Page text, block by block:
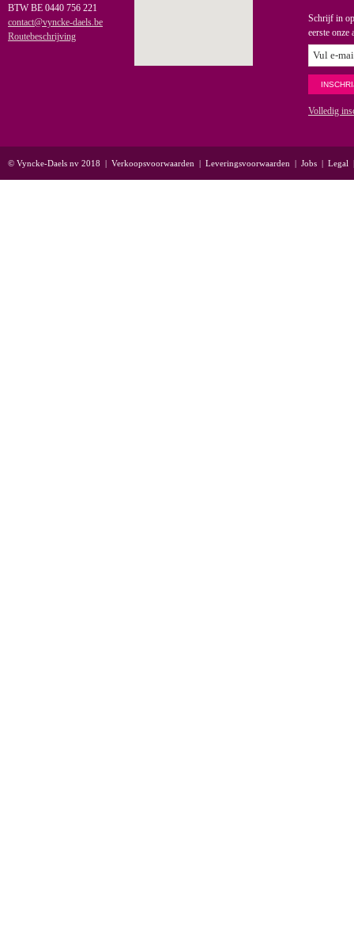
BTW BE 0440 756 221
contact@vyncke-daels.be
Routebeschrijving
Schrijf in
eerste onze
Volledig
© Vyncke-Daels nv 2018 | Verkoopsvoorwaarden | Leveringsvoorwaarden | Jobs | Legal